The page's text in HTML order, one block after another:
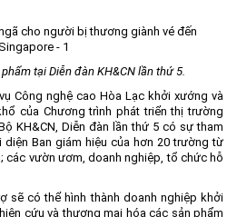
tại Diễn đàn KH&CN lần thứ 5.
Công nghệ cao Hòa Lạc khởi xướng và
của Chương trình phát triển thị trường
KH&CN, Diễn đàn lần thứ 5 có sự tham
diện Ban giám hiệu của hơn 20 trường từ
các vườn ươm, doanh nghiệp, tổ chức hỗ
sẽ có thể hình thành doanh nghiệp khởi
cứu và thương mại hóa các sản phẩm